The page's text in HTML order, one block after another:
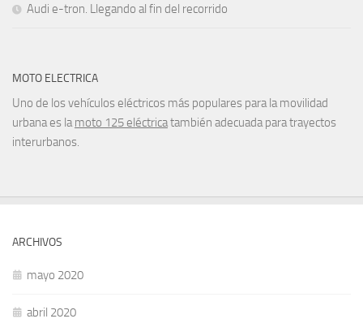
Audi e-tron. Llegando al fin del recorrido
MOTO ELECTRICA
Uno de los vehículos eléctricos más populares para la movilidad
urbana es lamoto 125 eléctricatambién adecuada para trayectos
interurbanos.
ARCHIVOS
mayo 2020
abril 2020